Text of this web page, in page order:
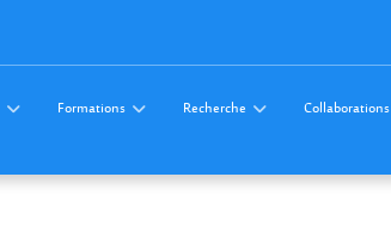
Formations Recherche Collaborations